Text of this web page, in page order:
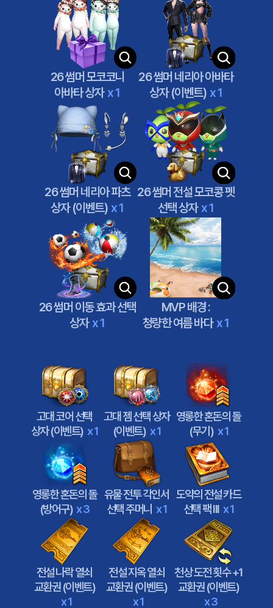
26 썸머 모코코니
아바타 상자 x 1
26 썸머 네리아 아바타
상자 (이벤트) x 1
26 썸머 네리아 파츠
상자 (이벤트) x 1
26 썸머 전설 모코콩 펫
선택 상자 x 1
26 썸머 이동 효과 선택
상자 x 1
MVP 배경 :
청량한 여름 바다 x 1
고대 코어 선택
상자 (이벤트) x 1
고대 젬 선택 상자
(이벤트) x 1
영롱한 혼돈의 돌
(무기) x 1
영롱한 혼돈의 돌
(방어구) x 3
유물 전투 각인서
선택 주머니 x 1
도약의 전설 카드
선택 팩 III x 1
전설 나락 열쇠
교환권 (이벤트)
x 1
전설 지옥 열쇠
교환권 (이벤트)
x 1
천상 도전 횟수 +1
교환권 (이벤트)
x 3